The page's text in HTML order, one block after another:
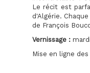
Le récit est
d'Algérie.
de François
Vernissage :
Mise en ligne